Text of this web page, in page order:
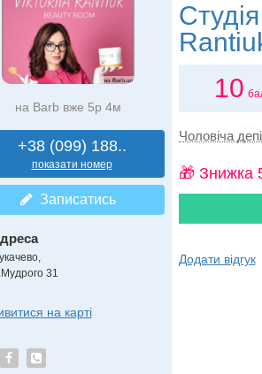
на Barb вже 5р 4м
+38 (099) 188..
показати номер
Записатись
,
31
на карті
10
Чоловіча
🎁 Знижка
Додати відгук